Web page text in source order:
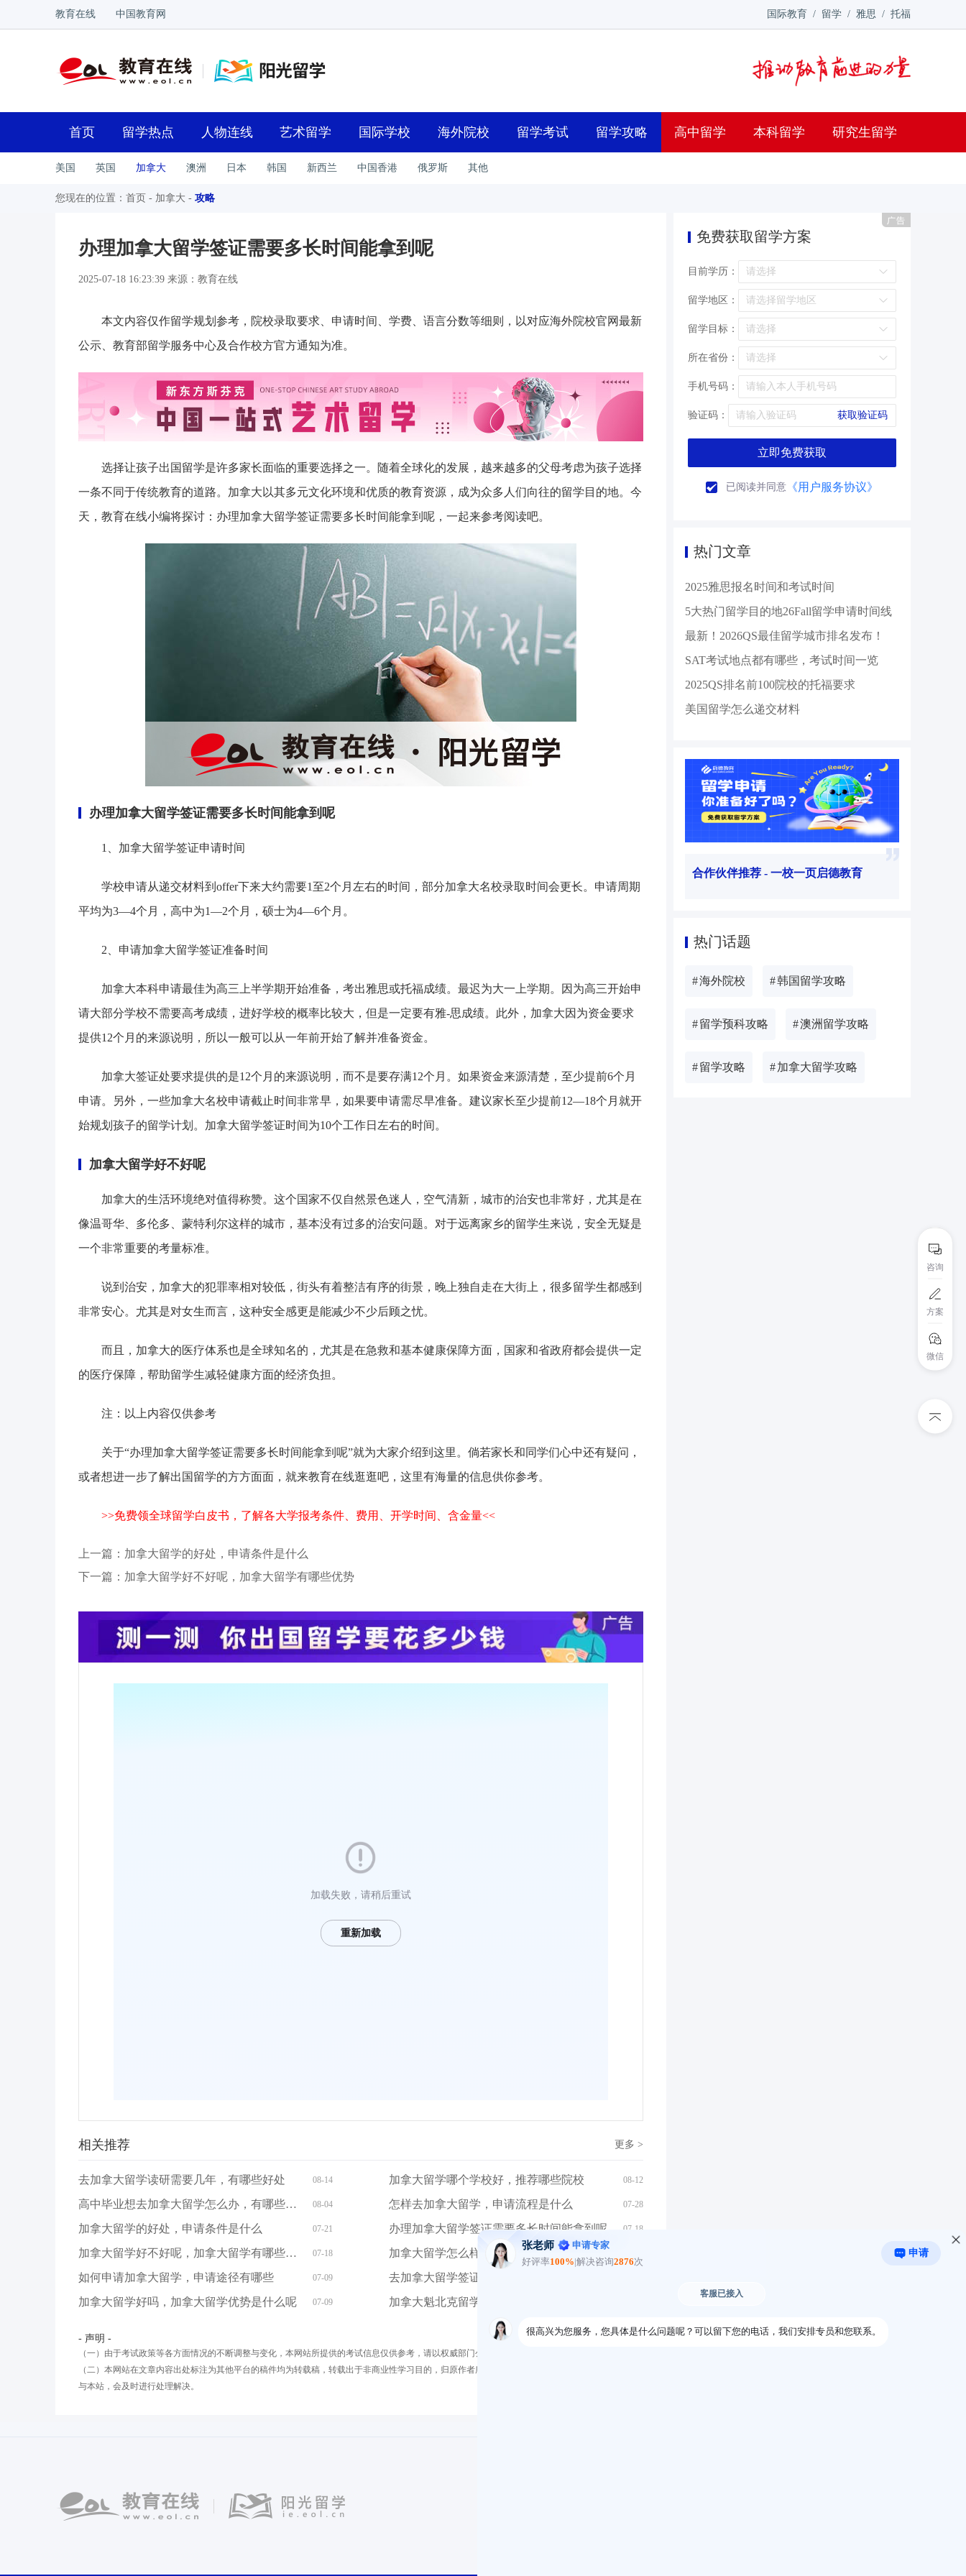
教育在线 中国教育网 国际教育 / 留学 / 雅思 / 托福
首页 留学热点 人物连线 艺术留学 国际学校 海外院校 留学考试 留学攻略 高中留学 本科留学 研究生留学
美国 英国 加拿大 澳洲 日本 韩国 新西兰 中国香港 俄罗斯 其他
您现在的位置： 首页 - 加拿大 - 攻略
办理加拿大留学签证需要多长时间能拿到呢
2025-07-18 16:23:39 来源：教育在线
本文内容仅作留学规划参考，院校录取要求、申请时间、学费、语言分数等细则，以对应海外院校官网最新
公示、教育部留学服务中心及合作校方官方通知为准。
选择让孩子出国留学是许多家长面临的重要选择之一。随着全球化的发展，越来越多的父母考虑为孩子选择
一条不同于传统教育的道路。加拿大以其多元文化环境和优质的教育资源，成为众多人们向往的留学目的地。今
天，教育在线小编将探讨：办理加拿大留学签证需要多长时间能拿到呢，一起来参考阅读吧。
办理加拿大留学签证需要多长时间能拿到呢
1、加拿大留学签证申请时间
学校申请从递交材料到offer下来大约需要1至2个月左右的时间，部分加拿大名校录取时间会更长。申请周期
平均为3—4个月，高中为1—2个月，硕士为4—6个月。
2、申请加拿大留学签证准备时间
加拿大本科申请最佳为高三上半学期开始准备，考出雅思或托福成绩。最迟为大一上学期。因为高三开始申
请大部分学校不需要高考成绩，进好学校的概率比较大，但是一定要有雅-思成绩。此外，加拿大因为资金要求
提供12个月的来源说明，所以一般可以从一年前开始了解并准备资金。
加拿大签证处要求提供的是12个月的来源说明，而不是要存满12个月。如果资金来源清楚，至少提前6个月
申请。另外，一些加拿大名校申请截止时间非常早，如果要申请需尽早准备。建议家长至少提前12—18个月就开
始规划孩子的留学计划。加拿大留学签证时间为10个工作日左右的时间。
加拿大留学好不好呢
加拿大的生活环境绝对值得称赞。这个国家不仅自然景色迷人，空气清新，城市的治安也非常好，尤其是在
像温哥华、多伦多、蒙特利尔这样的城市，基本没有过多的治安问题。对于远离家乡的留学生来说，安全无疑是
一个非常重要的考量标准。
说到治安，加拿大的犯罪率相对较低，街头有着整洁有序的街景，晚上独自走在大街上，很多留学生都感到
非常安心。尤其是对女生而言，这种安全感更是能减少不少后顾之忧。
而且，加拿大的医疗体系也是全球知名的，尤其是在急救和基本健康保障方面，国家和省政府都会提供一定
的医疗保障，帮助留学生减轻健康方面的经济负担。
注：以上内容仅供参考
关于“办理加拿大留学签证需要多长时间能拿到呢”就为大家介绍到这里。倘若家长和同学们心中还有疑问，
或者想进一步了解出国留学的方方面面，就来教育在线逛逛吧，这里有海量的信息供你参考。
>>免费领全球留学白皮书，了解各大学报考条件、费用、开学时间、含金量<<
上一篇： 加拿大留学的好处，申请条件是什么
下一篇： 加拿大留学好不好呢，加拿大留学有哪些优势
更多 >
相关推荐
08-14
去加拿大留学读研需要几年，有哪些好处 08-12
加拿大留学哪个学校好，推荐哪些院校
08-04
高中毕业想去加拿大留学怎么办，有哪些途径 07-28
怎样去加拿大留学，申请流程是什么
07-21
加拿大留学的好处，申请条件是什么 07-18
办理加拿大留学签证需要多长时间能拿到呢
07-18
加拿大留学好不好呢，加拿大留学有哪些优势 加拿大留学怎么样，哪些学校比较好
07-09
如何申请加拿大留学，申请途径有哪些 去加拿大留学签证怎么办理，需要什么流程呢
07-09
加拿大留学好吗，加拿大留学优势是什么呢 加拿大魁北克留学好吗，加拿大留学需要注意什么...
- 声明 -
（一）由于考试政策等各方面情况的不断调整与变化，本网站所提供的考试信息仅供参考，请以权威部门公布的正式信息为准。
（二）本网站在文章内容出处标注为其他平台的稿件均为转载稿，转载出于非商业性学习目的，归原作者所有。如您对内容、版 权等问题存在异议请
与本站，会及时进行处理解决。
免费获取留学方案
目前学历：
留学地区：
留学目标：
所在省份：
手机号码：
验证码： 获取验证码
立即免费获取
已阅读并同意 《用户服务协议》
热门文章
2025雅思报名时间和考试时间
5大热门留学目的地26Fall留学申请时间线
最新！2026QS最佳留学城市排名发布！
SAT考试地点都有哪些，考试时间一览
2025QS排名前100院校的托福要求
美国留学怎么递交材料
合作伙伴推荐 - 一校一页启德教育
热门话题
#海外院校 #韩国留学攻略
#留学预科攻略 #澳洲留学攻略
#留学攻略 #加拿大留学攻略
咨询
方案
微信